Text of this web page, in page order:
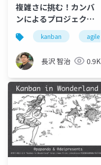
複雑さに挑む！カンバ
ンによるプロジェクト
マネジメント
kanban agile
長沢 智治 0.9K